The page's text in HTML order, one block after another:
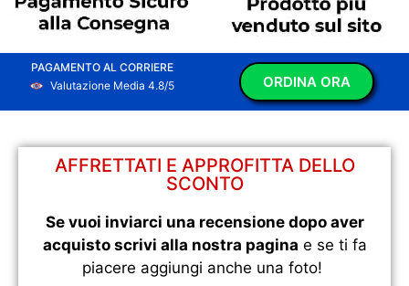
PAGAMENTO AL CORRIERE
Valutazione Media 4.8/5
ORDINA ORA
AFFRETTATI E APPROFITTA DELLO
SCONTO
Se vuoi inviarci una recensione dopo aver
acquisto scrivi alla nostra pagina e se ti fa
piacere aggiungi anche una foto!